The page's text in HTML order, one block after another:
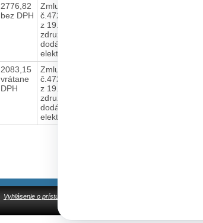
2776,82
bez DPH
Zmluva
č.472/ovs/2022
z 19.12.2022 o
združenej
dodávke
elektriny
2083,15
vrátane
DPH
Zmluva
č.472/ovs/2022
z 19.12.2022 o
združenej
dodávke
elektriny
Vyhlásenie o prístupnosti